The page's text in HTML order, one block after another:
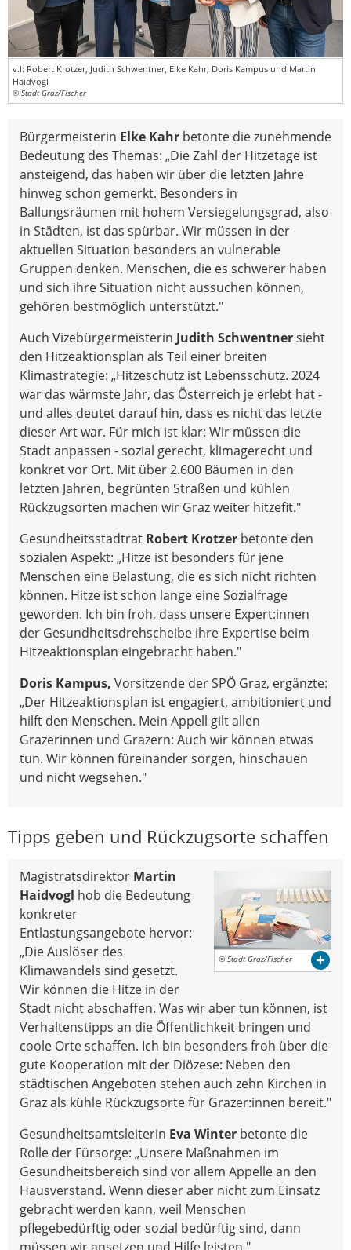
v.l: Robert Krotzer, Judith Schwentner, Elke Kahr, Doris Kampus und Martin
Haidvogl
© Stadt Graz/Fischer
Bürgermeisterin Elke Kahr betonte die zunehmende
Bedeutung des Themas: „Die Zahl der Hitzetage ist
ansteigend, das haben wir über die letzten Jahre
hinweg schon gemerkt. Besonders in
Ballungsräumen mit hohem Versiegelungsgrad, also
in Städten, ist das spürbar. Wir müssen in der
aktuellen Situation besonders an vulnerable
Gruppen denken. Menschen, die es schwerer haben
und sich ihre Situation nicht aussuchen können,
gehören bestmöglich unterstützt."
Auch Vizebürgermeisterin Judith Schwentnersieht
den Hitzeaktionsplan als Teil einer breiten
Klimastrategie: „Hitzeschutz ist Lebensschutz. 2024
war das wärmste Jahr, das Österreich je erlebt hat -
und alles deutet darauf hin, dass es nicht das letzte
dieser Art war. Für mich ist klar: Wir müssen die
Stadt anpassen - sozial gerecht, klimagerecht und
konkret vor Ort. Mit über 2.600 Bäumen in den
letzten Jahren, begrünten Straßen und kühlen
Rückzugsorten machen wir Graz weiter hitzefit."
Gesundheitsstadtrat Robert Krotzer betonte den
sozialen Aspekt: „Hitze ist besonders für jene
Menschen eine Belastung, die es sich nicht richten
können. Hitze ist schon lange eine Sozialfrage
geworden. Ich bin froh, dass unsere Expert:innen
der Gesundheitsdrehscheibe ihre Expertise beim
Hitzeaktionsplan eingebracht haben."
Doris Kampus, Vorsitzende der SPÖ Graz, ergänzte:
„Der Hitzeaktionsplan ist engagiert, ambitioniert und
hilft den Menschen. Mein Appell gilt allen
Grazerinnen und Grazern: Auch wir können etwas
tun. Wir können füreinander sorgen, hinschauen
und nicht wegsehen."
Tipps geben und Rückzugsorte schaffen
© Stadt Graz/Fischer
Magistratsdirektor Martin
Haidvogl hob die Bedeutung
konkreter
Entlastungsangebote hervor:
„Die Auslöser des
Klimawandels sind gesetzt.
Wir können die Hitze in der
Stadt nicht abschaffen. Was wir aber tun können, ist
Verhaltenstipps an die Öffentlichkeit bringen und
coole Orte schaffen. Ich bin besonders froh über die
gute Kooperation mit der Diözese: Neben den
städtischen Angeboten stehen auch zehn Kirchen in
Graz als kühle Rückzugsorte für Grazer:innen bereit."
Gesundheitsamtsleiterin Eva Winter betonte die
Rolle der Fürsorge: „Unsere Maßnahmen im
Gesundheitsbereich sind vor allem Appelle an den
Hausverstand. Wenn dieser aber nicht zum Einsatz
gebracht werden kann, weil Menschen
pflegebedürftig oder sozial bedürftig sind, dann
müssen wir ansetzen und Hilfe leisten."